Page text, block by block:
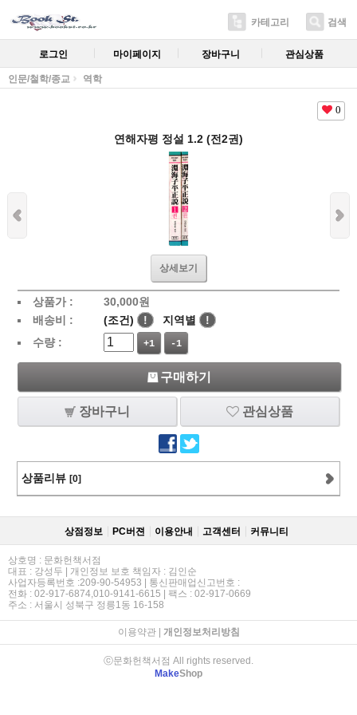
카테고리 검색
로그인 마이페이지 장바구니 관심상품
인문/철학/종교 역학
0
연해자평 정설 1.2 (전2권)
상세보기
상품가 : 30,000원
배송비 :
(조건) ! 지역별
!
수량 :
+1 -1
구매하기
장바구니 관심상품
상품리뷰 [0]
상점정보 PC버젼 이용안내 고객센터 커뮤니티
상호명 : 문화헌책서점
대표 : 강성두 | 개인정보 보호 책임자 : 김인순
사업자등록번호 :209-90-54953 | 통신판매업신고번호 :
전화 : 02-917-6874,010-9141-6615 | 팩스 : 02-917-0669
주소 : 서울시 성북구 정릉1동 16-158
이용약관| 개인정보처리방침
ⓒ문화헌책서점 All rights reserved.
MakeShop